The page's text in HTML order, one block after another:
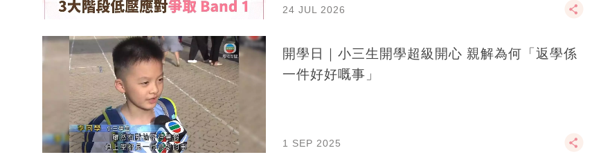
24 JUL 2026
開學日｜小三生開學超級開心 親解為何「返學係
一件好好嘅事」
1 SEP 2025